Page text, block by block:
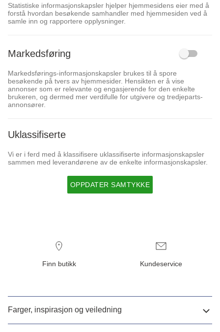
Statistiske informasjonskapsler hjelper hjemmesidens eier med å
forstå hvordan besøkende samhandler med hjemmesiden ved å
samle inn og rapportere opplysninger.
Markedsføring
Markedsførings-informasjonskapsler brukes til å spore
besøkende på tvers av hjemmesider. Hensikten er å vise
annonser som er relevante og engasjerende for den enkelte
brukeren, og dermed mer verdifulle for utgivere og tredjeparts-
annonsører.
Uklassifiserte
Vi er i ferd med å klassifisere uklassifiserte informasjonskapsler
sammen med leverandørene av de enkelte informasjonskapsler.
OPPDATER SAMTYKKE
Finn butikk Kundeservice
Farger, inspirasjon og veiledning